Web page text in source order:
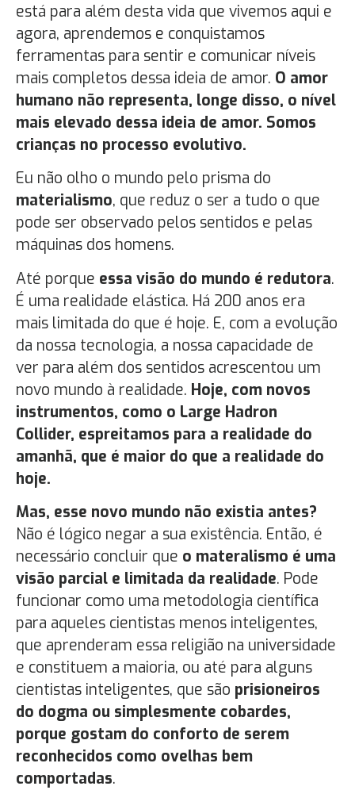
está para além desta vida que vivemos aqui e
agora, aprendemos e conquistamos
ferramentas para sentir e comunicar níveis
mais completos dessa ideia de amor. O amor
humano não representa, longe disso, o nível
mais elevado dessa ideia de amor. Somos
crianças no processo evolutivo.
Eu não olho o mundo pelo prisma do
materialismo, que reduz o ser a tudo o que
pode ser observado pelos sentidos e pelas
máquinas dos homens.
Até porque essa visão do mundo é redutora.
É uma realidade elástica. Há 200 anos era
mais limitada do que é hoje. E, com a evolução
da nossa tecnologia, a nossa capacidade de
ver para além dos sentidos acrescentou um
novo mundo à realidade. Hoje, com novos
instrumentos, como o Large Hadron
Collider, espreitamos para a realidade do
amanhã, que é maior do que a realidade do
hoje.
Mas, esse novo mundo não existia antes?
Não é lógico negar a sua existência. Então, é
necessário concluir que o materalismo é uma
visão parcial e limitada da realidade. Pode
funcionar como uma metodologia científica
para aqueles cientistas menos inteligentes,
que aprenderam essa religião na universidade
e constituem a maioria, ou até para alguns
cientistas inteligentes, que são prisioneiros
do dogma ou simplesmente cobardes,
porque gostam do conforto de serem
reconhecidos como ovelhas bem
comportadas.